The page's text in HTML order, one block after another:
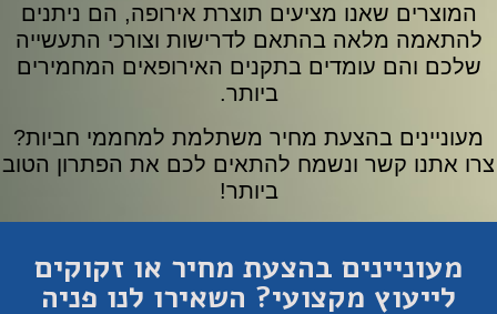
המוצרים שאנו מציעים תוצרת אירופה, הם ניתנים
להתאמה מלאה בהתאם לדרישות וצורכי התעשייה
שלכם והם עומדים בתקנים האירופאים המחמירים
ביותר.
מעוניינים בהצעת מחיר משתלמת למחממי חביות?
צרו אתנו קשר ונשמח להתאים לכם את הפתרון הטוב
ביותר!
מעוניינים בהצעת מחיר או זקוקים
לייעוץ מקצועי? השאירו לנו פניה